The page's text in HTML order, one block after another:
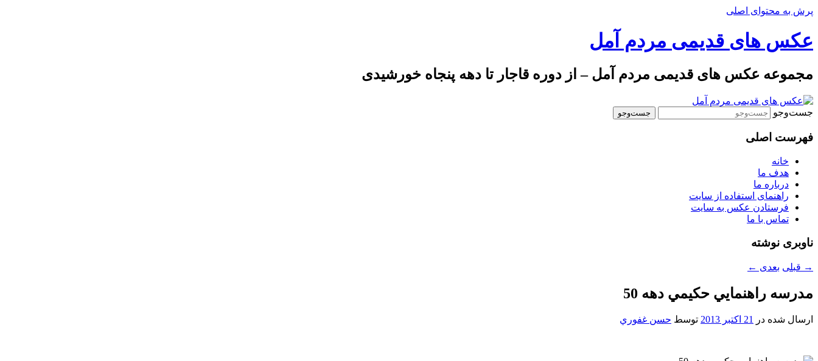
پرش به محتوای اصلی
عکس های قدیمی مردم آمل
مجموعه عکس های قدیمی مردم آمل – از دوره قاجار تا دهه پنجاه خورشیدی
جست‌وجو
فهرست اصلی
خانه
هدف ما
درباره ما
راهنمای استفاده از سایت
فرستادن عکس به سایت
تماس با ما
ناوبری نوشته
→ قبلی بعدی ←
مدرسه راهنمايي حکيمي دهه 50
ارسال شده در 21 اکتبر 2013 توسط حسن غفوري